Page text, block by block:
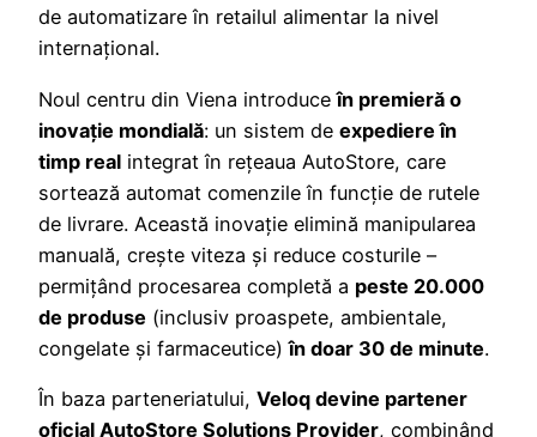
de automatizare în retailul alimentar la nivel
internațional.
Noul centru din Viena introduceîn premieră o
inovație mondială: un sistem de expediere în
timp real integrat în rețeaua AutoStore, care
sortează automat comenzile în funcție de rutele
de livrare. Această inovație elimină manipularea
manuală, crește viteza și reduce costurile –
permițând procesarea completă a peste 20.000
de produse (inclusiv proaspete, ambientale,
congelate și farmaceutice)în doar 30 de minute.
În baza parteneriatului, Veloq devine partener
oficial AutoStore Solutions Provider, combinând